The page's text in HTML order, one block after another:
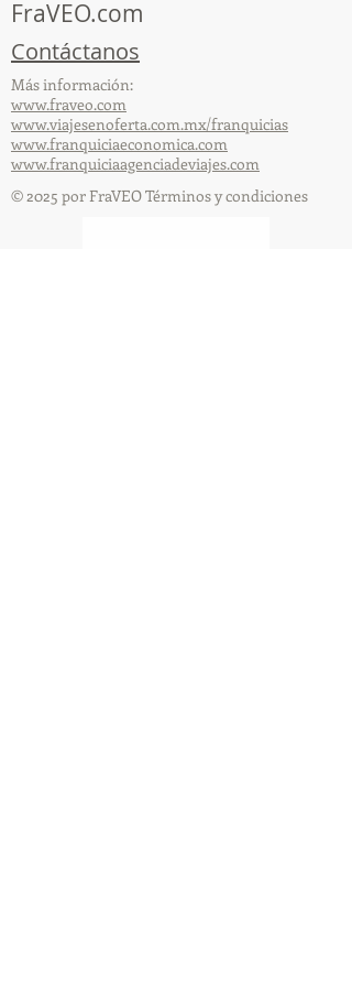
FraVEO.com
Contáctanos
Más información:
www.fraveo.com
www.viajesenoferta.com.mx/franquicias
www.franquiciaeconomica.com
www.franquiciaagenciadeviajes.com
© 2025 por FraVEO Términos y condiciones